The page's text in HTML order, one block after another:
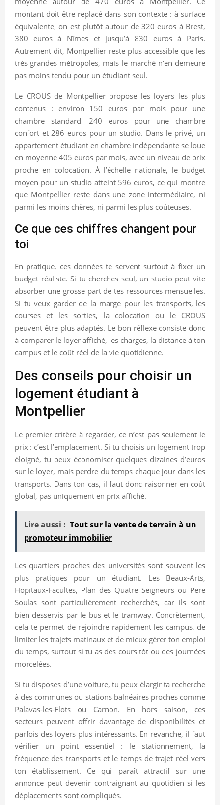
montant doit être replacé dans son contexte : à surface
équivalente, on est plutôt autour de 320 euros à Brest,
380 euros à Nîmes et jusqu’à 830 euros à Paris.
Autrement dit, Montpellier reste plus accessible que les
très grandes métropoles, mais le marché n’en demeure
pas moins tendu pour un étudiant seul.
Le CROUS de Montpellier propose les loyers les plus
contenus : environ 150 euros par mois pour une
chambre standard, 240 euros pour une chambre
confort et 286 euros pour un studio. Dans le privé, un
appartement étudiant en chambre indépendante se loue
en moyenne 405 euros par mois, avec un niveau de prix
proche en colocation. À l’échelle nationale, le budget
moyen pour un studio atteint 596 euros, ce qui montre
que Montpellier reste dans une zone intermédiaire, ni
parmi les moins chères, ni parmi les plus coûteuses.
Ce que ces chiffres changent pour
toi
En pratique, ces données te servent surtout à fixer un
budget réaliste. Si tu cherches seul, un studio peut vite
absorber une grosse part de tes ressources mensuelles.
Si tu veux garder de la marge pour les transports, les
courses et les sorties, la colocation ou le CROUS
peuvent être plus adaptés. Le bon réflexe consiste donc
à comparer le loyer affiché, les charges, la distance à ton
campus et le coût réel de la vie quotidienne.
Des conseils pour choisir un
logement étudiant à
Montpellier
Le premier critère à regarder, ce n’est pas seulement le
prix : c’est l’emplacement. Si tu choisis un logement trop
éloigné, tu peux économiser quelques dizaines d’euros
sur le loyer, mais perdre du temps chaque jour dans les
transports. Dans ton cas, il faut donc raisonner en coût
global, pas uniquement en prix affiché.
Lire aussi : Tout sur la vente de terrain à un
promoteur immobilier
Les quartiers proches des universités sont souvent les
plus pratiques pour un étudiant. Les Beaux-Arts,
Hôpitaux-Facultés, Plan des Quatre Seigneurs ou Père
Soulas sont particulièrement recherchés, car ils sont
bien desservis par le bus et le tramway. Concrètement,
cela te permet de rejoindre rapidement les campus, de
limiter les trajets matinaux et de mieux gérer ton emploi
du temps, surtout si tu as des cours tôt ou des journées
morcelées.
Si tu disposes d’une voiture, tu peux élargir ta recherche
à des communes ou stations balnéaires proches comme
Palavas-les-Flots ou Carnon. En hors saison, ces
secteurs peuvent offrir davantage de disponibilités et
parfois des loyers plus intéressants. En revanche, il faut
vérifier un point essentiel : le stationnement, la
fréquence des transports et le temps de trajet réel vers
ton établissement. Ce qui paraît attractif sur une
annonce peut devenir contraignant au quotidien si les
déplacements sont compliqués.